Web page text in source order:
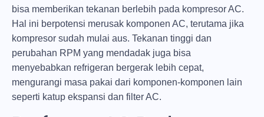
bisa memberikan tekanan berlebih pada kompresor AC.
Hal ini berpotensi merusak komponen AC, terutama jika
kompresor sudah mulai aus. Tekanan tinggi dan
perubahan RPM yang mendadak juga bisa
menyebabkan refrigeran bergerak lebih cepat,
mengurangi masa pakai dari komponen-komponen lain
seperti katup ekspansi dan filter AC.